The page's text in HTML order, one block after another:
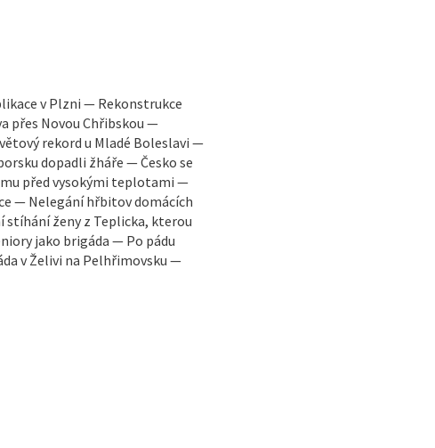
v Plzni — Rekonstrukce
přes Novou Chřibskou —
rekord u Mladé Boleslavi —
dopadli žháře — Česko se
před vysokými teplotami —
— Nelegání hřbitov domácích
ženy z Teplicka, kterou
jako brigáda — Po pádu
v Želivi na Pelhřimovsku —